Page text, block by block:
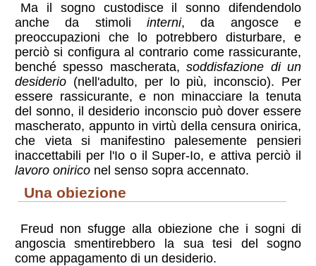
Ma il sogno custodisce il sonno difendendolo
anche da stimoli interni, da angosce e
preoccupazioni che lo potrebbero disturbare, e
perciò si configura al contrario come rassicurante,
benché spesso mascherata,soddisfazione di un
desiderio(nell'adulto, per lo più, inconscio). Per
essere rassicurante, e non minacciare la tenuta
del sonno, il desiderio inconscio può dover essere
mascherato, appunto in virtù della censura onirica,
che vieta si manifestino palesemente pensieri
inaccettabili per l'Io o il Super-Io, e attiva perciò il
lavoro oniriconel senso sopra accennato.
una obiezione
Freud non sfugge alla obiezione che i sogni di
angoscia smentirebbero la sua tesi del sogno
come appagamento di un desiderio.